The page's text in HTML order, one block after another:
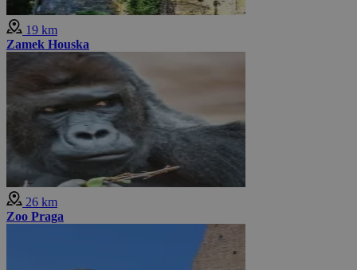
19 km
Zamek Houska
26 km
Zoo Praga